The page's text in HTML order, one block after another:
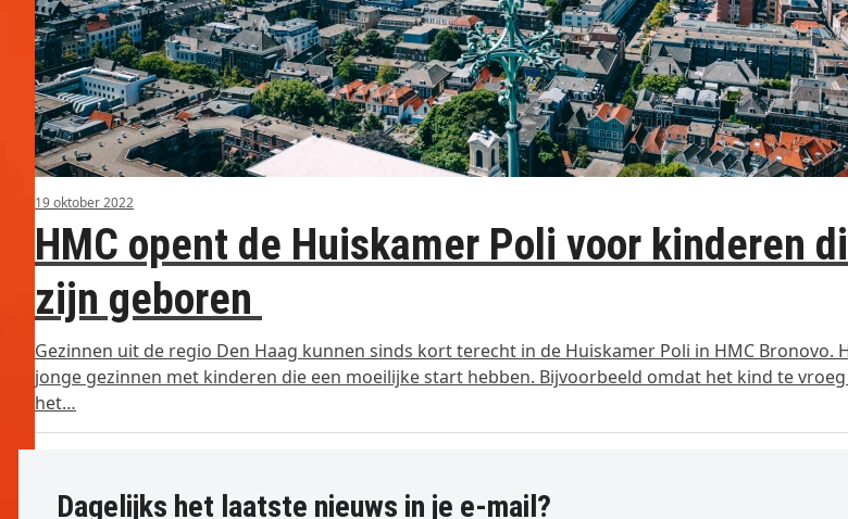
19 oktober 2022
HMC opent de Huiskamer Poli voor kinderen
zijn geboren
Gezinnen uit de regio Den Haag kunnen sinds kort terecht in de Huiskamer Poli in HMC Bronovo.
jonge gezinnen met kinderen die een moeilijke start hebben. Bijvoorbeeld omdat het kind te
het…
Dagelijks het laatste nieuws in je e-mail?